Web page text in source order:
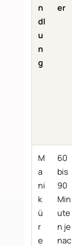
n
dl
u
n
g
er
M
a
ni
k
ü
r
e
60
bis
90
Min
ute
n je
nac